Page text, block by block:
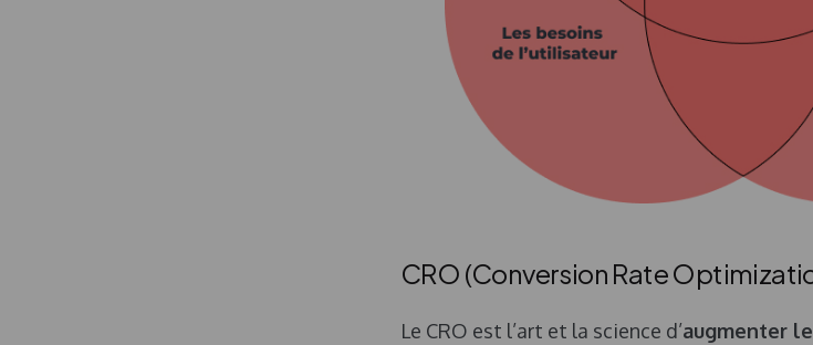
CRO (Conversion Rate
Le CRO est l’art et la science d’augmenter